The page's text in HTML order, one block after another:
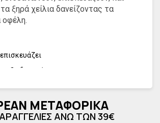
ξηρά χείλια δανείζοντας τα
οφέλη.
βάση κραγιόν.
ΜΕΤΑΦΟΡΙΚΑ
ΑΝΩ ΤΩΝ 39€